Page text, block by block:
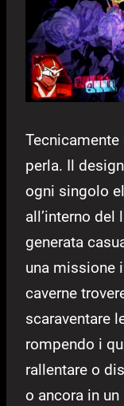
perla. Il
ogni singolo
all’interno
generata
una missione
caverne
scaraventare
rompendo i
rallentare o
o ancora in